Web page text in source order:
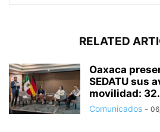
RELATED
Oaxaca
SEDATU sus
movilidad:
Comunicados -